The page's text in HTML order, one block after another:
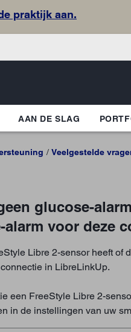
praktijk aan.
AAN DE SLAG
Veelgestelde
glucose-
voor deze
Libre 2-sensor heeft of
in LibreLinkUp.
een FreeStyle Libre 2-
in de instellingen van uw